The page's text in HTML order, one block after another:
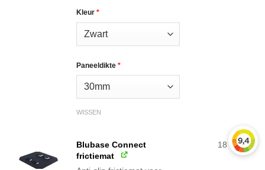
Kleur*
Paneeldikte*
WISSEN
Blubase Connect
frictiemat
18